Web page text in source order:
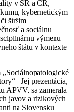
v SR a ČR,
kybernetickým
širším
a sociálnu
výmenu
štátu v kontexte
. Jej prezentácia,
APVV, sa zamerala
javov a rizikových
na Slovensku.